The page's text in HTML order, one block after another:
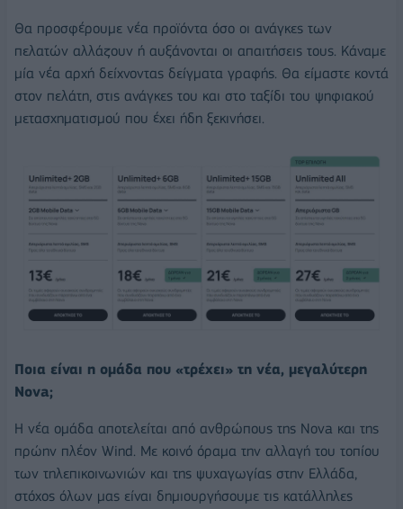
Θα προσφέρουμε νέα προϊόντα όσο οι ανάγκες των
πελατών αλλάζουν ή αυξάνονται οι απαιτήσεις τους. Κάναμε
μία νέα αρχή δείχνοντας δείγματα γραφής. Θα είμαστε κοντά
στον πελάτη, στις ανάγκες του και στο ταξίδι του ψηφιακού
μετασχηματισμού που έχει ήδη ξεκινήσει.
Ποια είναι η ομάδα που «τρέχει» τη νέα, μεγαλύτερη
Nova;
H νέα ομάδα αποτελείται από ανθρώπους της Nova και της
πρώην πλέον Wind. Με κοινό όραμα την αλλαγή του τοπίου
των τηλεπικοινωνιών και της ψυχαγωγίας στην Ελλάδα,
στόχος όλων μας είναι δημιουργήσουμε τις κατάλληλες